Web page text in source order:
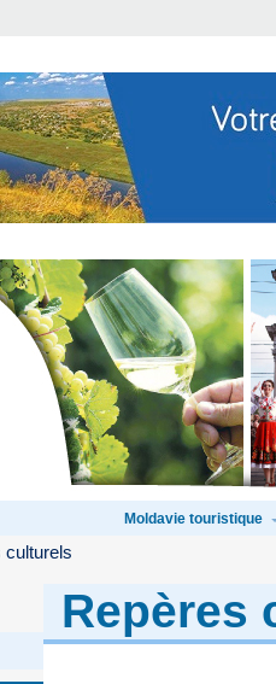
Moldavie touristique
culturels
Repères